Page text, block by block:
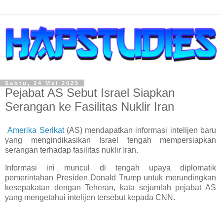
Sabtu, 24 Mei 2025
Pejabat AS Sebut Israel Siapkan
Serangan ke Fasilitas Nuklir Iran
Amerika Serikat(AS) mendapatkan informasi intelijen baru
yang mengindikasikan Israel tengah mempersiapkan
serangan terhadap fasilitas nuklir Iran.
Informasi ini muncul di tengah upaya diplomatik
pemerintahan Presiden Donald Trump untuk merundingkan
kesepakatan dengan Teheran, kata sejumlah pejabat AS
yang mengetahui intelijen tersebut kepada CNN.